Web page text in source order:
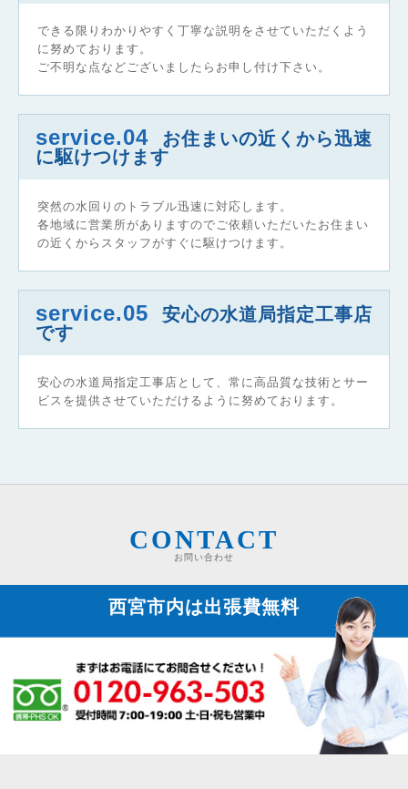
できる限りわかりやすく丁寧な説明をさせていただくよう
に努めております。
ご不明な点などございましたらお申し付け下さい。
service.04
お住まいの近くから迅速
に駆けつけます
突然の水回りのトラブル迅速に対応します。
各地域に営業所がありますのでご依頼いただいたお住まい
の近くからスタッフがすぐに駆けつけます。
service.05
安心の水道局指定工事店
です
安心の水道局指定工事店として、常に高品質な技術とサー
ビスを提供させていただけるように努めております。
CONTACT
お問い合わせ
西宮市内は出張費無料